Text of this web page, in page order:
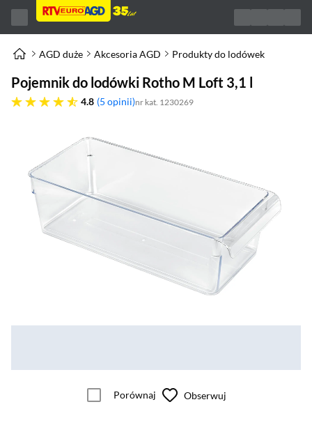
AGD duże Akcesoria AGD Produkty do lodówek
Pojemnik do lodówki Rotho M Loft 3,1 l
4.8
4.8 gwiazdek 5 opinii nr kat. 1230269
Porównaj Obserwuj